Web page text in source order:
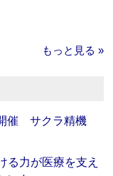
もっと見る »
催 サクラ精機
る力が医療を支え